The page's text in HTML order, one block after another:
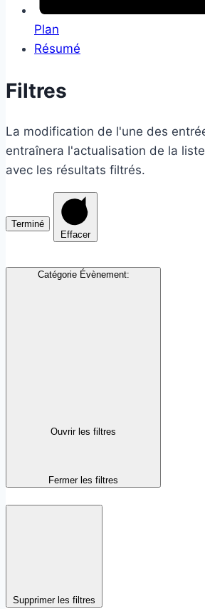
Plan
Résumé
Filtres
La modification de l'une des
entraînera l'actualisation de la
avec les résultats filtrés.
Terminé
Effacer
Catégorie Évènement:
Ouvrir les filtres
Fermer les filtres
Supprimer les filtres